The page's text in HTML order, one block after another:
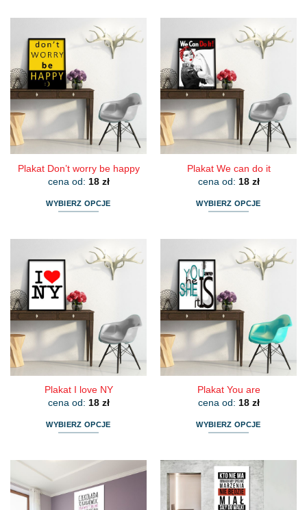
wiele
wariantów.
Opcje
można
wybrać
na
stronie
produktu
wiele
wariantów.
Opcje
można
wybrać
na
stronie
produktu
Plakat Don’t worry be happy
cena od: 18 zł
WYBIERZ OPCJE
wiele
wariantów.
Opcje
można
wybrać
na
stronie
produktu
Plakat We can do it
cena od: 18 zł
WYBIERZ OPCJE
wiele
wariantów.
Opcje
można
wybrać
na
stronie
produktu
Plakat I love NY
cena od: 18 zł
WYBIERZ OPCJE
wiele
wariantów.
Plakat You are
cena od: 18 zł
WYBIERZ OPCJE
ma
wiele
wariantów.